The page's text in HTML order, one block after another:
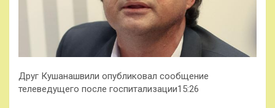
Друг Кушанашвили опубликовал сообщение
телеведущего после госпитализации15:26